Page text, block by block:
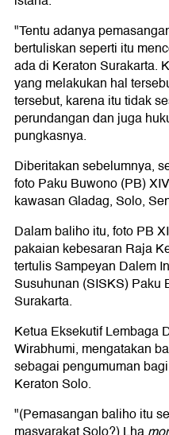
"Tentu adanya
bertuliskan seperti itu
ada di Keraton Surakarta.
yang melakukan hal
tersebut, karena itu tidak
perundangan dan juga
pungkasnya.
Diberitakan sebelumnya,
foto Paku Buwono (PB)
kawasan Gladag, Solo,
Dalam baliho itu, foto PB
pakaian kebesaran Raja
tertulis Sampeyan Dalem
Susuhunan (SISKS) Paku
Surakarta.
Ketua Eksekutif Lembaga
Wirabhumi, mengatakan
sebagai pengumuman
Keraton Solo.
"(Pemasangan baliho itu